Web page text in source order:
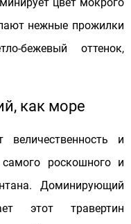
нежные прожилки
бежевый оттенок,
как море
величественность и
роскошного и
Доминирующий
этот травертин